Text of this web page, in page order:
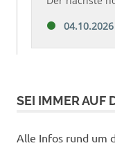
SEI IMMER AUF
Alle Infos rund um